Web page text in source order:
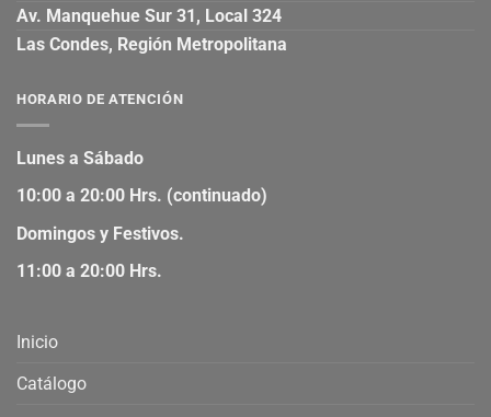
Av. Manquehue Sur 31, Local 324
Las Condes, Región Metropolitana
HORARIO DE ATENCIÓN
Lunes a Sábado
10:00 a 20:00 Hrs. (continuado)
Domingos y Festivos.
11:00 a 20:00 Hrs.
Inicio
Catálogo